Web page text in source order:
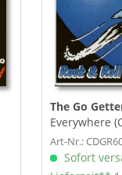
The Go
Everywhere
Art-Nr.:
Sofort